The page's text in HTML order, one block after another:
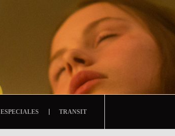
ESPECIALES TRANSIT